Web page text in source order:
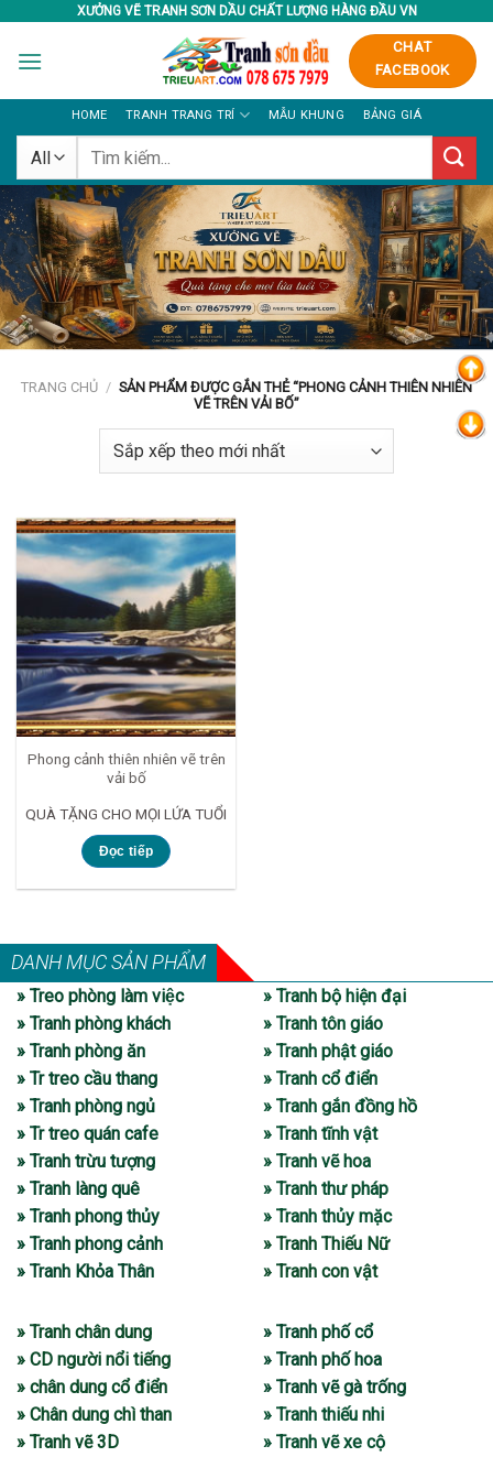
content
XƯỞNG VẼ TRANH SƠN DẦU CHẤT LƯỢNG HÀNG ĐẦU VN
CHAT
FACEBOOK
HOME TRANH TRANG TRÍ MẪU KHUNG BẢNG GIÁ
Tìm
TRANG CHỦ / SẢN PHẨM ĐƯỢC GẮN THẺ “PHONG CẢNH THIÊN NHIÊN
VẼ TRÊN VẢI BỐ”
Phong cảnh thiên nhiên vẽ trên
vải bố
QUÀ TẶNG CHO MỌI LỨA TUỔI
Đọc tiếp
DANH MỤC SẢN PHẨM
» Treo phòng làm việc
» Tranh phòng khách
» Tranh phòng ăn
» Tr treo cầu thang
» Tranh phòng ngủ
» Tr treo quán cafe
» Tranh trừu tượng
» Tranh làng quê
» Tranh phong thủy
» Tranh phong cảnh
» Tranh Khỏa Thân
» Tranh bộ hiện đại
» Tranh tôn giáo
» Tranh phật giáo
» Tranh cổ điển
» Tranh gắn đồng hồ
» Tranh tĩnh vật
» Tranh vẽ hoa
» Tranh thư pháp
» Tranh thủy mặc
» Tranh Thiếu Nữ
» Tranh con vật
» Tranh chân dung
» CD người nổi tiếng
» chân dung cổ điển
» Chân dung chì than
» Tranh vẽ 3D
» Tranh phố cổ
» Tranh phố hoa
» Tranh vẽ gà trống
» Tranh thiếu nhi
» Tranh vẽ xe cộ